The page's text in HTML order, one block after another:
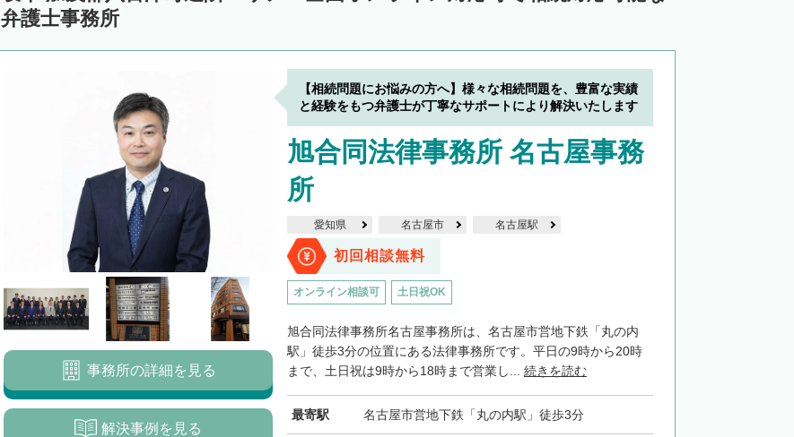
弁護士事務所
【相続問題にお悩みの方へ】様々な相続問題を、豊富な実績
と経験をもつ弁護士が丁寧なサポートにより解決いたします
旭合同法律事務所 名古屋事務
所
愛知県 名古屋市 名古屋駅
初回相談無料
オンライン相談可 土日祝OK
旭合同法律事務所名古屋事務所は、名古屋市営地下鉄「丸の内
駅」徒歩3分の位置にある法律事務所です。平日の9時から20時
まで、土日祝は9時から18時まで営業し... 続きを読む
最寄駅 名古屋市営地下鉄「丸の内駅」徒歩3分
事務所の詳細を見る
解決事例を見る